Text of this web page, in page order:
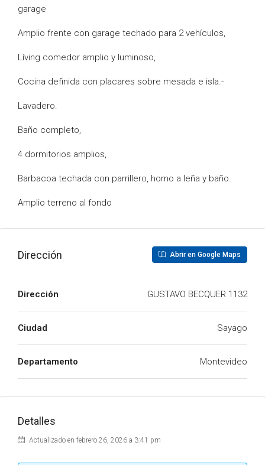
garage
Amplio frente con garage techado para 2 vehículos,
Líving comedor amplio y luminoso,
Cocina definida con placares sobre mesada e isla.-
Lavadero.
Baño completo,
4 dormitorios amplios,
Barbacoa techada con parrillero, horno a leña y baño.
Amplio terreno al fondo
Dirección Abrir en Google Maps
Dirección GUSTAVO BECQUER 1132
Ciudad Sayago
Departamento Montevideo
Detalles
Actualizado en febrero 26, 2026 a 3:41 pm